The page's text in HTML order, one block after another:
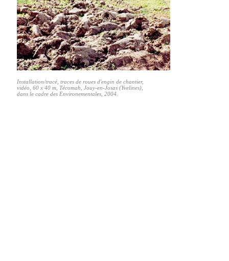
Installation/tracé, traces de roues d'engin de chantier,
vidéo, 60 x 40 m, Técomah, Jouy-en-Josas (Yvelines),
dans le cadre des Environementales, 2004.